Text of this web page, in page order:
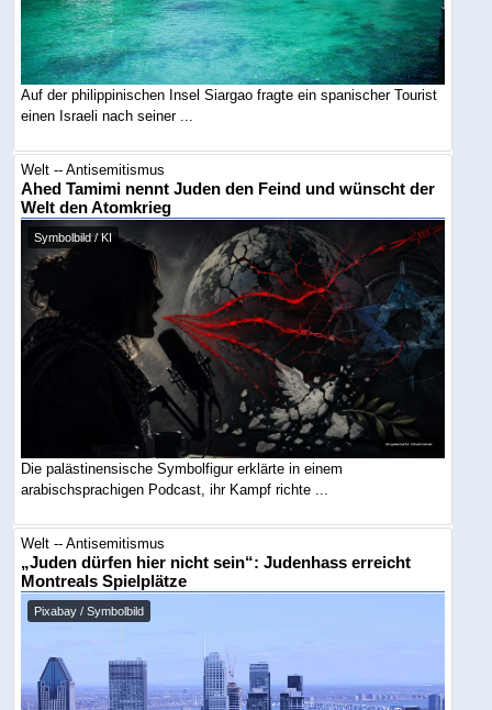
Auf der philippinischen Insel Siargao fragte ein spanischer Tourist
einen Israeli nach seiner ...
Welt -- Antisemitismus
Ahed Tamimi nennt Juden den Feind und wünscht der
Welt den Atomkrieg
Symbolbild / KI
Die palästinensische Symbolfigur erklärte in einem
arabischsprachigen Podcast, ihr Kampf richte ...
Welt -- Antisemitismus
„Juden dürfen hier nicht sein“: Judenhass erreicht
Montreals Spielplätze
Pixabay / Symbolbild